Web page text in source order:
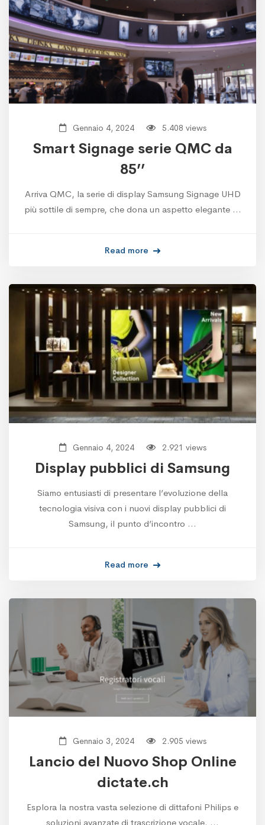
Gennaio 4, 2024 5.408 views
Smart Signage serie QMC da
85’’
Arriva QMC, la serie di display Samsung Signage UHD
più sottile di sempre, che dona un aspetto elegante …
Read more
Gennaio 4, 2024 2.921 views
Display pubblici di Samsung
Siamo entusiasti di presentare l’evoluzione della
tecnologia visiva con i nuovi display pubblici di
Samsung, il punto d’incontro …
Read more
Gennaio 3, 2024 2.905 views
Lancio del Nuovo Shop Online
dictate.ch
Esplora la nostra vasta selezione di dittafoni Philips e
soluzioni avanzate di trascrizione vocale. …